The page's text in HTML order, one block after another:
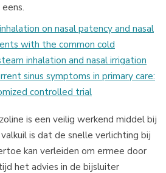
on nasal patency and nasal
with the common cold
inhalation and nasal irrigation
sinus symptoms in primary care:
controlled trial
is een veilig werkend middel bij
is dat de snelle verlichting bij
kan verleiden om ermee door
het advies in de bijsluiter